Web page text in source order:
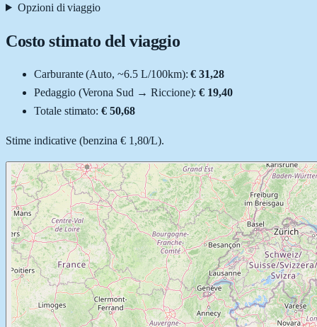
Opzioni di viaggio
Costo stimato del viaggio
Carburante (Auto, ~6.5 L/100km): € 31,28
Pedaggio (Verona Sud → Riccione): € 19,40
Totale stimato:€ 50,68
Stime indicative (benzina € 1,80/L).